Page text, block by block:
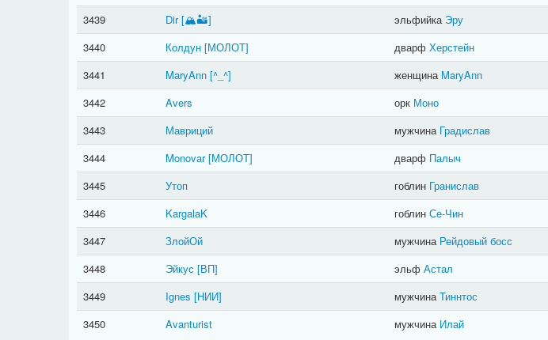
3439
Dir [🏔🏜] эльфийка Эру
3440
Колдун [МОЛОТ] дварф Херстейн
3441
MaryAnn [^_^] женщина MaryAnn
3442
Avers орк Моно
3443
Мавриций мужчина Градислав
3444
Monovar [МОЛОТ] дварф Палыч
3445
Утоп гоблин Гранислав
3446
KargalaK гоблин Се-Чин
3447
ЗлойОй мужчина Рейдовый босс
3448
Эйкус [ВП] эльф Астал
3449
Ignes [НИИ] мужчина Тиннтос
3450
Avanturist мужчина Илай